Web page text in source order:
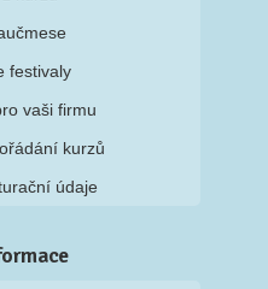
festivaly
vaši firmu
kurzů
údaje